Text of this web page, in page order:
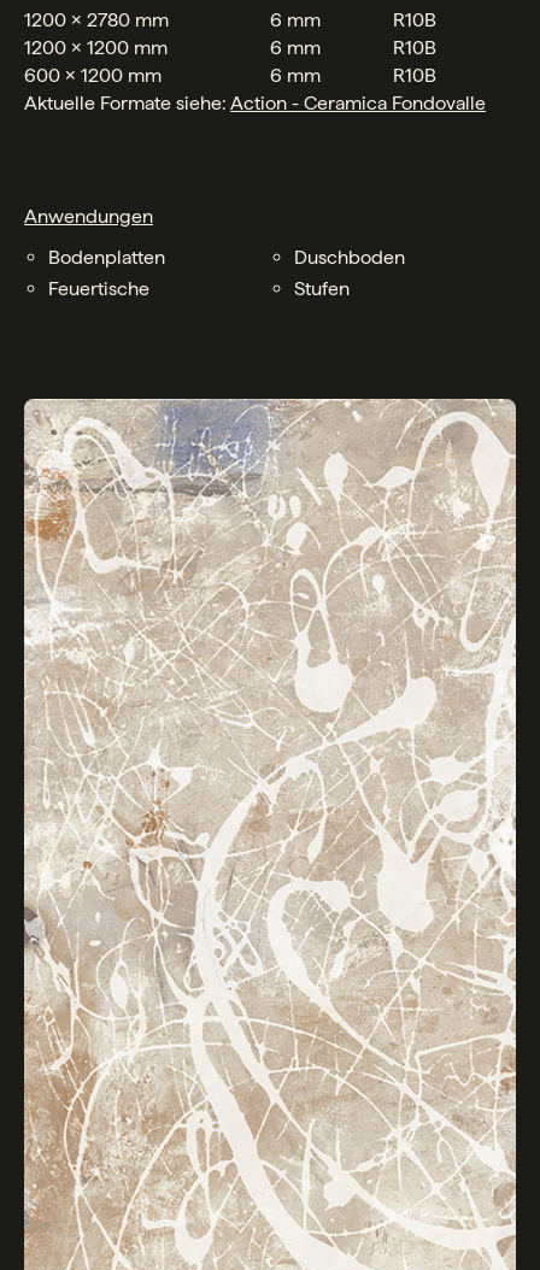
1200 x 2780 mm
6 mm
R10B
1200 x 1200 mm
6 mm
R10B
600 x 1200 mm
6 mm
R10B
Aktuelle Formate siehe: Action - Ceramica Fondovalle
Anwendungen
Bodenplatten
Duschboden
Feuertische
Stufen